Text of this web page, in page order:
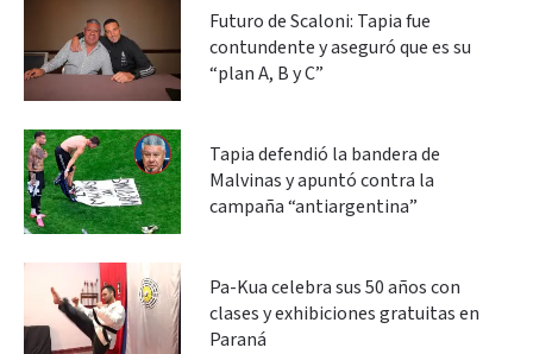
Futuro de Scaloni: Tapia fue
contundente y aseguró que es su
“plan A, B y C”
Tapia defendió la bandera de
Malvinas y apuntó contra la
campaña “antiargentina”
Pa-Kua celebra sus 50 años con
clases y exhibiciones gratuitas en
Paraná